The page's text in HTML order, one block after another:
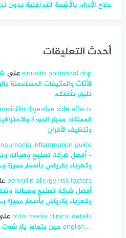
علاج الأورام بالأشعة التداخلية
أحدث التعليقات
sinusitis postnasal dripعلى
الأثاث والمكيفات المستعملة
تليق بثقتكم
digestive side effects
المملكة: معيار الجودة
وتنظيف الأفران
inflammation guide
– أفضل شركة تصليح وصيانة
وكهرباء بالرياض بأسعار
penicillin allergy risk factors
أفضل شركة تصليح وصيانة
وكهرباء بالرياض بأسعار
otitis media clinical details
english… ‎ حين يتجاوز يلا شوت حدود اللغة